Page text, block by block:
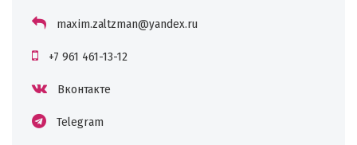
maxim.zaltzman@yandex.ru
+7 961 461-13-12
Вконтакте
Telegram